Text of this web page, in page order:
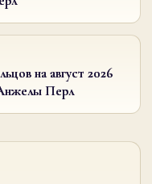
на август 2026
Перл